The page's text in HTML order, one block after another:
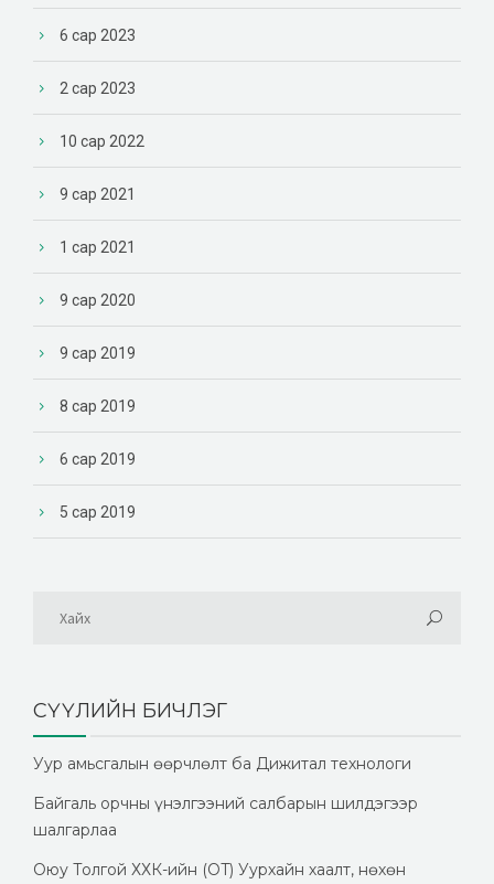
6 сар 2023
2 сар 2023
10 сар 2022
9 сар 2021
1 сар 2021
9 сар 2020
9 сар 2019
8 сар 2019
6 сар 2019
5 сар 2019
СҮҮЛИЙН БИЧЛЭГ
Уур амьсгалын өөрчлөлт ба Дижитал технологи
Байгаль орчны үнэлгээний салбарын шилдэгээр
шалгарлаа
Оюу Толгой ХХК-ийн (OT) Уурхайн хаалт, нөхөн